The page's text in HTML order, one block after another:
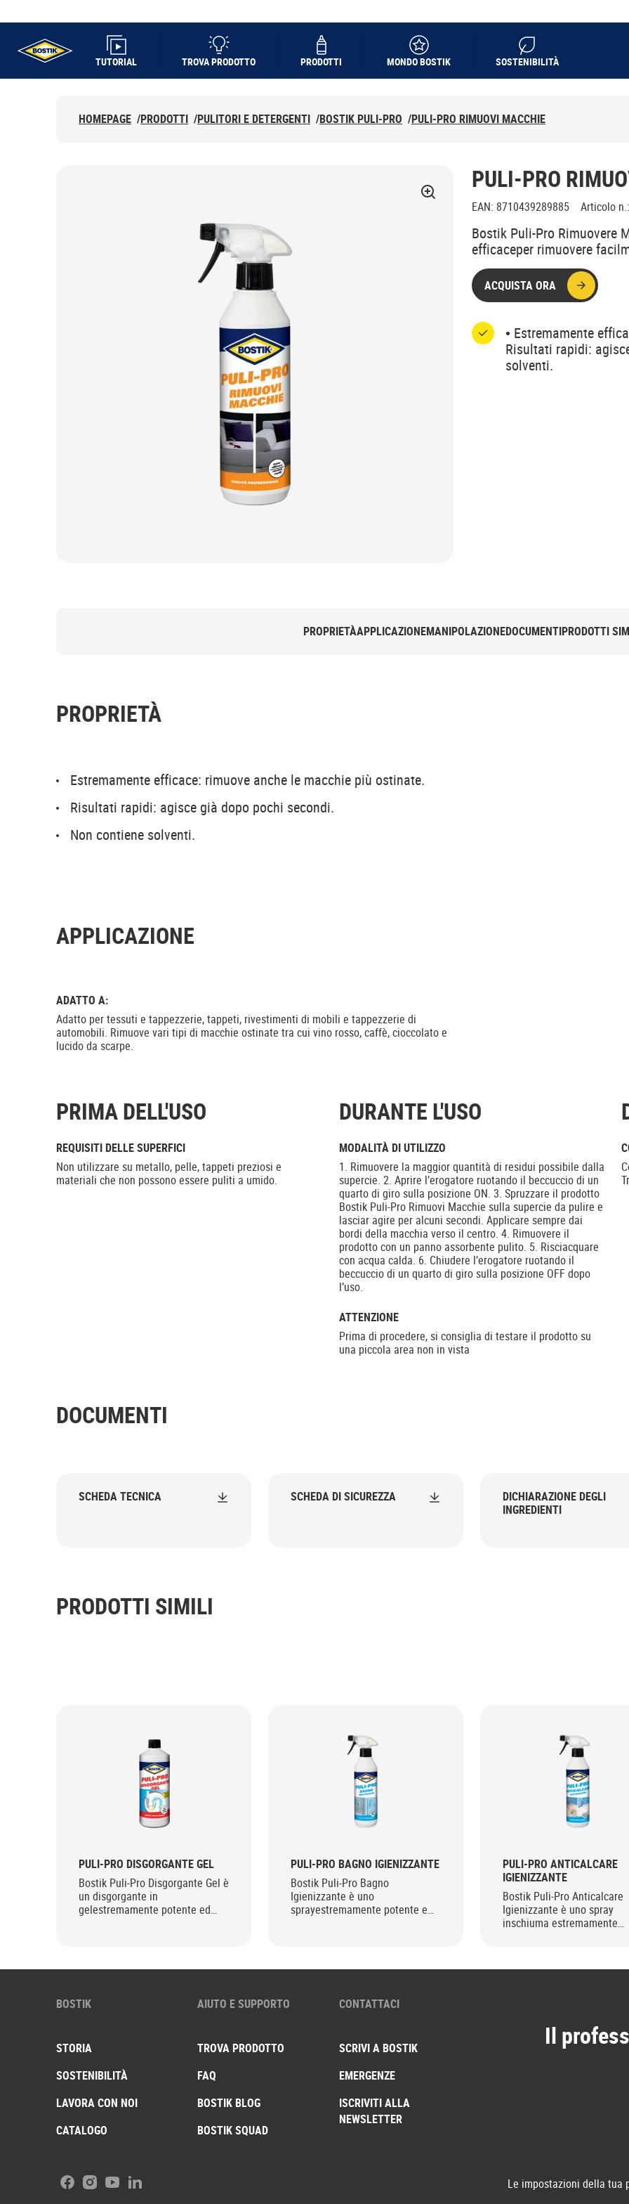
TUTORIAL TROVA PRODOTTO PRODOTTI MONDO BOSTIK SOSTENIBILITÀ
HOMEPAGE /PRODOTTI /PULITORI E DETERGENTI /BOSTIK PULI-PRO /PULI-PRO RIMUOVI MACCHIE
PULI-PRO
EAN: 8710439289885 Articolo n.:
Bostik Puli-Pro Rimuovere
efficaceper rimuovere
ACQUISTA ORA
• Estremamente
Risultati rapidi:
solventi.
PROPRIETÀAPPLICAZIONEMANIPOLAZIONEDOCUMENTIPRODOTTI
PROPRIETÀ
Estremamente efficace: rimuove anche le macchie più ostinate.
Risultati rapidi: agisce già dopo pochi secondi.
Non contiene solventi.
APPLICAZIONE
ADATTO A:
Adatto per tessuti e tappezzerie, tappeti, rivestimenti di mobili e tappezzerie di
automobili. Rimuove vari tipi di macchie ostinate tra cui vino rosso, caffè, cioccolato e
lucido da scarpe.
PRIMA DELL'USO
REQUISITI DELLE SUPERFICI
Non utilizzare su metallo, pelle, tappeti preziosi e
materiali che non possono essere puliti a umido.
DURANTE L'USO
MODALITÀ DI UTILIZZO
1. Rimuovere la maggior quantità di residui possibile dalla
supercie. 2. Aprire l’erogatore ruotando il beccuccio di un
quarto di giro sulla posizione ON. 3. Spruzzare il prodotto
Bostik Puli-Pro Rimuovi Macchie sulla supercie da pulire e
lasciar agire per alcuni secondi. Applicare sempre dai
bordi della macchia verso il centro. 4. Rimuovere il
prodotto con un panno assorbente pulito. 5. Risciacquare
con acqua calda. 6. Chiudere l’erogatore ruotando il
beccuccio di un quarto di giro sulla posizione OFF dopo
l’uso.
ATTENZIONE
Prima di procedere, si consiglia di testare il prodotto su
una piccola area non in vista
DOCUMENTI
SCHEDA TECNICA SCHEDA DI SICUREZZA
DICHIARAZIONE DEGLI
INGREDIENTI
PRODOTTI SIMILI
PULI-PRO DISGORGANTE GEL
Bostik Puli-Pro Disgorgante Gel è
un disgorgante in
gelestremamente potente ed
PULI-PRO BAGNO IGIENIZZANTE
Bostik Puli-Pro Bagno
Igienizzante è uno
sprayestremamente potente e
PULI-PRO ANTICALCARE
IGIENIZZANTE
Bostik Puli-Pro Anticalcare
Igienizzante è uno spray
inschiuma estremamente
BOSTIK
STORIA
SOSTENIBILITÀ
LAVORA CON NOI
CATALOGO
AIUTO E SUPPORTO
TROVA PRODOTTO
FAQ
BOSTIK BLOG
BOSTIK SQUAD
CONTATTACI
SCRIVI A BOSTIK
EMERGENZE
ISCRIVITI ALLA
NEWSLETTER
Il
Facebook
Instagram
YoutubeLinkedIn Le impostazioni della tua